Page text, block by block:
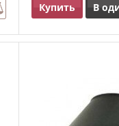
Купить В